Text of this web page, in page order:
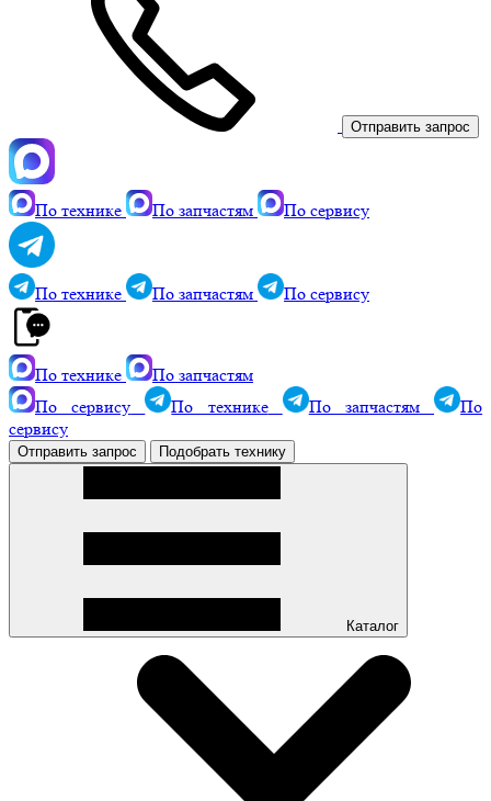
Отправить запрос
По технике По запчастям По сервису
По технике По запчастям По сервису
По технике
По запчастям
По сервису
По технике По запчастям
По
сервису
Отправить запрос Подобрать технику
Каталог